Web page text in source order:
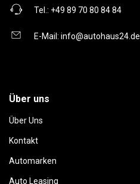
Tel.: +49 89 70 80 84 84
E-Mail: info@autohaus24.de
Über uns
Über Uns
Kontakt
Automarken
Auto Leasing